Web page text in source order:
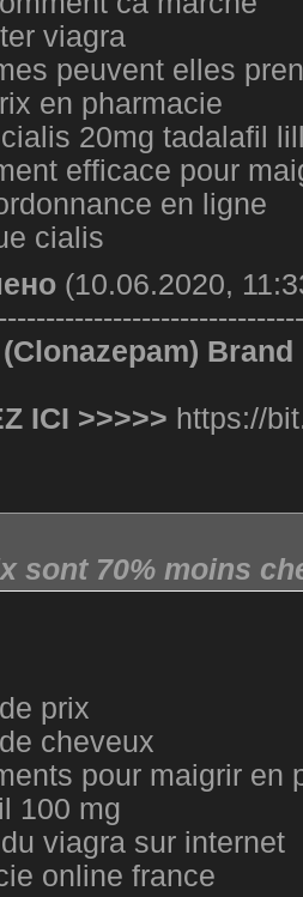
viagra
peuvent elles
en pharmacie
20mg tadalafil
efficace pour
en ligne
cialis
(10.06.2020,
ICI >>>>> https://
sont 70% moins
prix
cheveux
pour maigrir en
100 mg
viagra sur internet
online france